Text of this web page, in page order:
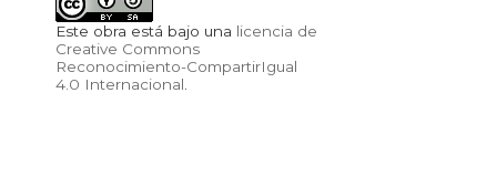
Este obra está bajo una licencia de
Creative Commons
Reconocimiento-CompartirIgual
4.0 Internacional.